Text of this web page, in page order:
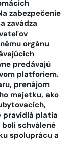
zabezpečenie
zavádza
orgánu
predávajú
platforiem.
prenájom
majetku, ako
pravidlá platia
schválené
spoluprácu a